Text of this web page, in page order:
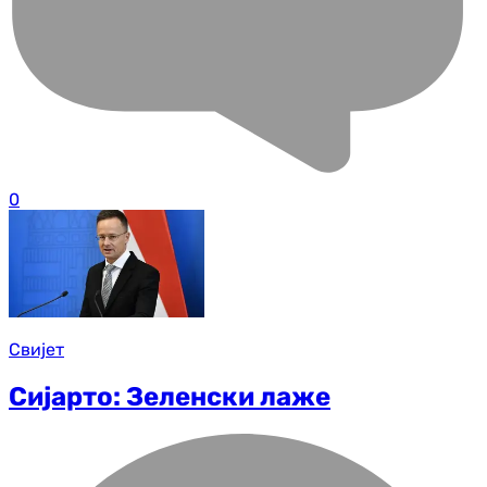
0
Свијет
Сијарто: Зеленски лаже